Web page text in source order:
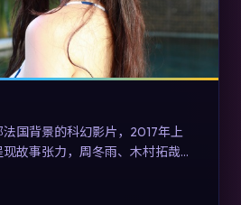
法国背景的科幻影片，2017年上
故事张力，周冬雨、木村拓哉与
剧情层面在真实历史背景下虚构
注导演风格与演员阵容的观众具